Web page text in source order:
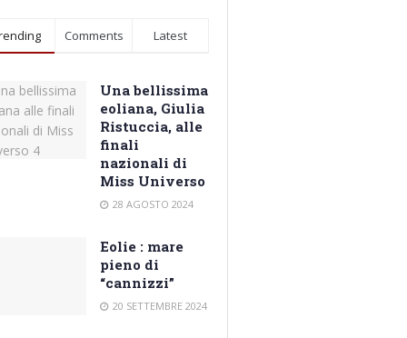
Comments Latest
Una bellissima
eoliana, Giulia
Ristuccia, alle
finali
nazionali di
Miss Universo
28 AGOSTO 2024
Eolie : mare
pieno di
“cannizzi”
20 SETTEMBRE 2024